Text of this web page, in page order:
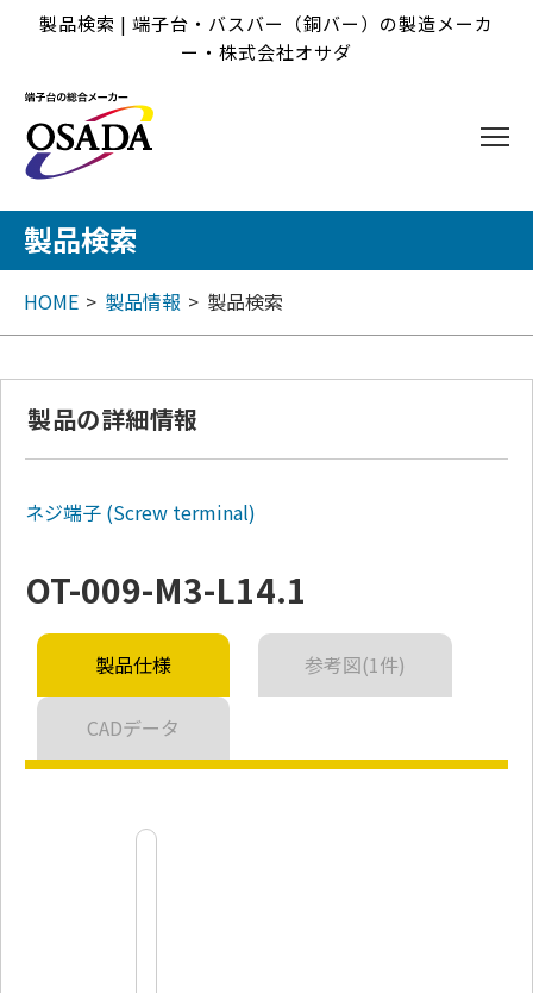
製品検索 | 端子台・バスバー（銅バー）の製造メーカ
ー・株式会社オサダ
製品検索
HOME 製品情報 製品検索
製品の詳細情報
ネジ端子 (Screw terminal)
OT-009-M3-L14.1
製品仕様 参考図(1件)
CADデータ